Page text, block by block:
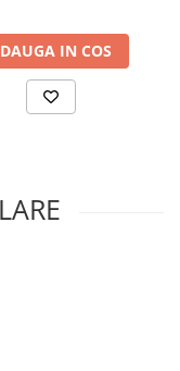
IN COS